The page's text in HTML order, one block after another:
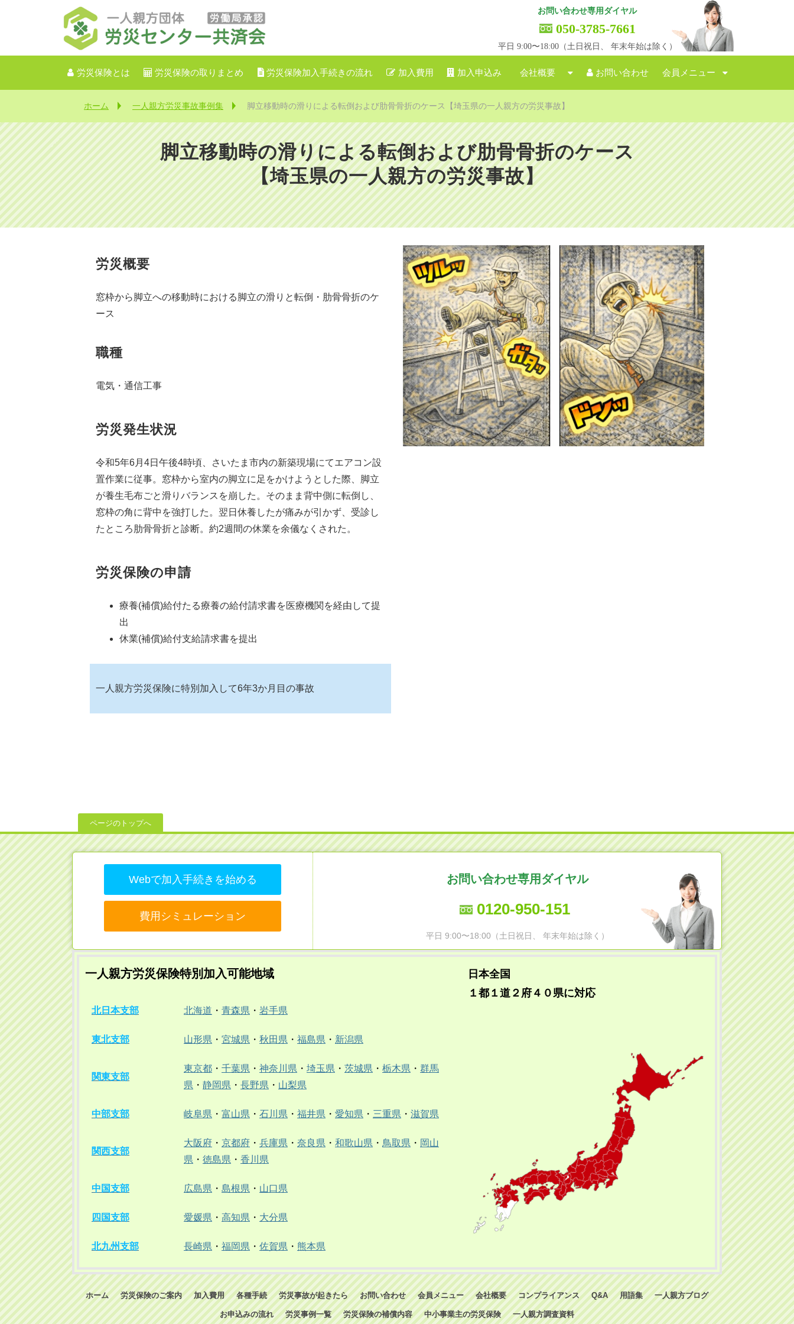
お問い合わせ専用ダイヤル
050-3785-7661
平日 9:00〜18:00（土日祝日、 年末年始は除く）
労災保険とは 労災保険の取りまとめ 労災保険加入手続きの流れ 加入費用 加入申込み 会社概要 お問い合わせ 会員メニュー
ホーム 一人親方労災事故事例集 脚立移動時の滑りによる転倒および肋骨骨折のケース【埼玉県の一人親方の労災事故】
脚立移動時の滑りによる転倒および肋骨骨折のケース
【埼玉県の一人親方の労災事故】
労災概要
窓枠から脚立への移動時における脚立の滑りと転倒・肋骨骨折のケ
ース
職種
電気・通信工事
労災発生状況
令和5年6月4日午後4時頃、さいたま市内の新築現場にてエアコン設
置作業に従事。窓枠から室内の脚立に足をかけようとした際、脚立
が養生毛布ごと滑りバランスを崩した。そのまま背中側に転倒し、
窓枠の角に背中を強打した。翌日休養したが痛みが引かず、受診し
たところ肋骨骨折と診断。約2週間の休業を余儀なくされた。
労災保険の申請
療養(補償)給付たる療養の給付請求書を医療機関を経由して提
出
休業(補償)給付支給請求書を提出
一人親方労災保険に特別加入して6年3か月目の事故
ページのトップへ
Webで加入手続きを始める
費用シミュレーション
お問い合わせ専用ダイヤル
0120-950-151
平日 9:00〜18:00（土日祝日、 年末年始は除く）
一人親方労災保険特別加入可能地域
北日本支部 北海道 ・ 青森県 ・ 岩手県
東北支部 山形県 ・ 宮城県 ・ 秋田県 ・ 福島県 ・ 新潟県
関東支部
東京都 ・ 千葉県 ・ 神奈川県 ・ 埼玉県 ・ 茨城県 ・ 栃木県 ・ 群馬
県 ・ 静岡県 ・ 長野県 ・ 山梨県
中部支部 岐阜県 ・ 富山県 ・ 石川県 ・ 福井県 ・ 愛知県 ・ 三重県 ・ 滋賀県
関西支部
大阪府 ・ 京都府 ・ 兵庫県 ・ 奈良県 ・ 和歌山県 ・ 鳥取県 ・ 岡山
県 ・ 徳島県 ・ 香川県
中国支部 広島県 ・ 島根県 ・ 山口県
四国支部 愛媛県 ・ 高知県 ・ 大分県
北九州支部 長崎県 ・ 福岡県 ・ 佐賀県 ・ 熊本県
日本全国
１都１道２府４０県に対応
ホーム 労災保険のご案内 加入費用 各種手続 労災事故が起きたら お問い合わせ 会員メニュー 会社概要 コンプライアンス Q&A 用語集 一人親方ブログ
お申込みの流れ 労災事例一覧 労災保険の補償内容 中小事業主の労災保険 一人親方調査資料